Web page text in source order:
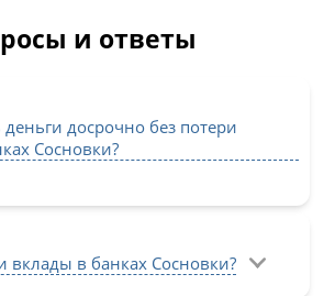
и ответы
досрочно без потери
Сосновки?
вклады в банках Сосновки?